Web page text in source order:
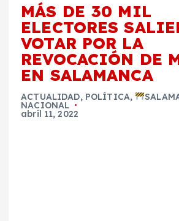
MÁS DE 30 MIL
ELECTORES
VOTAR POR LA
REVOCACIÓN DE
EN SALAMANCA
ACTUALIDAD, POLÍTICA,
NACIONAL
abril 11, 2022